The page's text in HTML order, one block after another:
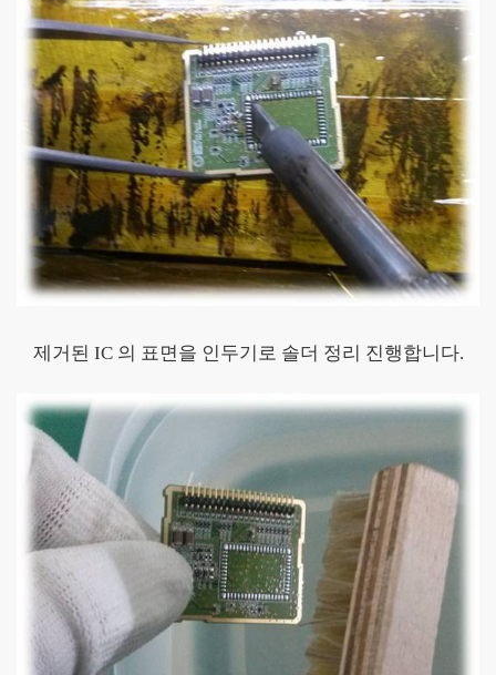
제거된 IC 의 표면을 인두기로 솔더 정리 진행합니다.